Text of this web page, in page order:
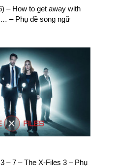
– How to get away with
– Phụ đề song ngữ
– 7 – The X-Files 3 – Phụ